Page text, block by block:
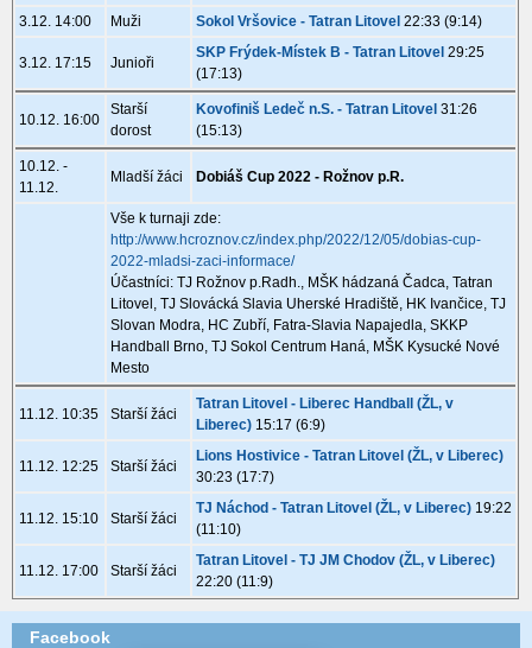
3.12. 14:00
Muži Sokol Vršovice - Tatran Litovel 22:33 (9:14)
3.12. 17:15 Junioři
SKP Frýdek-Místek B - Tatran Litovel 29:25
(17:13)
10.12. 16:00
Starší
dorost
Kovofiniš Ledeč n.S. - Tatran Litovel 31:26
(15:13)
10.12. -
11.12.
Mladší žáci Dobiáš Cup 2022 - Rožnov p.R.
Vše k turnaji zde:
http://www.hcroznov.cz/index.php/2022/12/05/dobias-cup-
2022-mladsi-zaci-informace/
Účastníci: TJ Rožnov p.Radh., MŠK hádzaná Čadca, Tatran
Litovel, TJ Slovácká Slavia Uherské Hradiště, HK Ivančice, TJ
Slovan Modra, HC Zubří, Fatra-Slavia Napajedla, SKKP
Handball Brno, TJ Sokol Centrum Haná, MŠK Kysucké Nové
Mesto
11.12. 10:35 Starší žáci
Tatran Litovel - Liberec Handball (ŽL, v
Liberec) 15:17 (6:9)
11.12. 12:25 Starší žáci
Lions Hostivice - Tatran Litovel (ŽL, v Liberec)
30:23 (17:7)
11.12. 15:10 Starší žáci
TJ Náchod - Tatran Litovel (ŽL, v Liberec) 19:22
(11:10)
11.12. 17:00 Starší žáci
Tatran Litovel - TJ JM Chodov (ŽL, v Liberec)
22:20 (11:9)
Facebook